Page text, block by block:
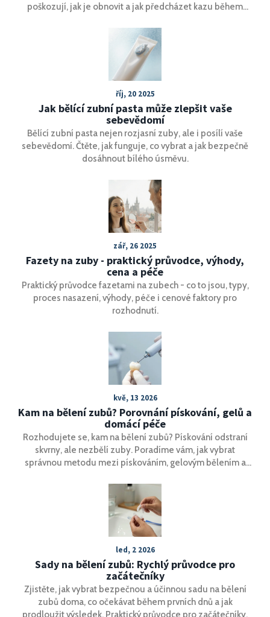
poškozují, jak je obnovit a jak předcházet kazu během
říj, 20 2025
Jak bělící zubní pasta může zlepšit vaše
sebevědomí
Bělící zubní pasta nejen rozjasní zuby, ale i posílí vaše
sebevědomí. Čtěte, jak funguje, co vybrat a jak bezpečně
dosáhnout bílého úsměvu.
zář, 26 2025
Fazety na zuby - praktický průvodce, výhody,
cena a péče
Praktický průvodce fazetami na zubech - co to jsou, typy,
proces nasazení, výhody, péče i cenové faktory pro
rozhodnutí.
kvě, 13 2026
Kam na bělení zubů? Porovnání pískování, gelů a
domácí péče
Rozhodujete se, kam na bělení zubů? Pískování odstraní
skvrny, ale nezbělí zuby. Poradíme vám, jak vybrat
správnou metodu mezi pískováním, gelovým bělením a
led, 2 2026
Sady na bělení zubů: Rychlý průvodce pro
začátečníky
Zjistěte, jak vybrat bezpečnou a účinnou sadu na bělení
zubů doma, co očekávat během prvních dnů a jak
prodloužit výsledek. Praktický průvodce pro začátečníky.